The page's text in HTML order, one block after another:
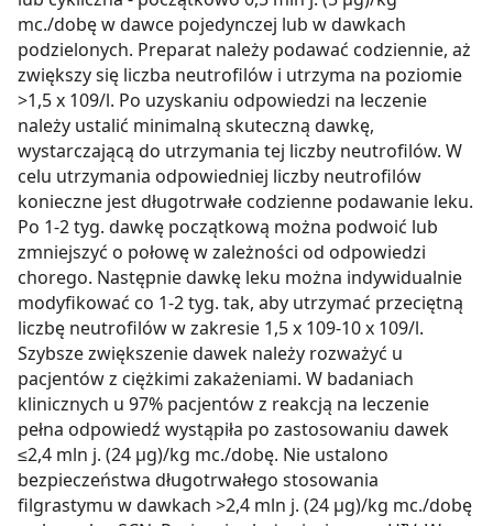
mc./dobę w dawce pojedynczej lub w dawkach
podzielonych. Preparat należy podawać codziennie, aż
zwiększy się liczba neutrofilów i utrzyma na poziomie
>1,5 x 109/l. Po uzyskaniu odpowiedzi na leczenie
należy ustalić minimalną skuteczną dawkę,
wystarczającą do utrzymania tej liczby neutrofilów. W
celu utrzymania odpowiedniej liczby neutrofilów
konieczne jest długotrwałe codzienne podawanie leku.
Po 1-2 tyg. dawkę początkową można podwoić lub
zmniejszyć o połowę w zależności od odpowiedzi
chorego. Następnie dawkę leku można indywidualnie
modyfikować co 1-2 tyg. tak, aby utrzymać przeciętną
liczbę neutrofilów w zakresie 1,5 x 109-10 x 109/l.
Szybsze zwiększenie dawek należy rozważyć u
pacjentów z ciężkimi zakażeniami. W badaniach
klinicznych u 97% pacjentów z reakcją na leczenie
pełna odpowiedź wystąpiła po zastosowaniu dawek
≤2,4 mln j. (24 µg)/kg mc./dobę. Nie ustalono
bezpieczeństwa długotrwałego stosowania
filgrastymu w dawkach >2,4 mln j. (24 µg)/kg mc./dobę